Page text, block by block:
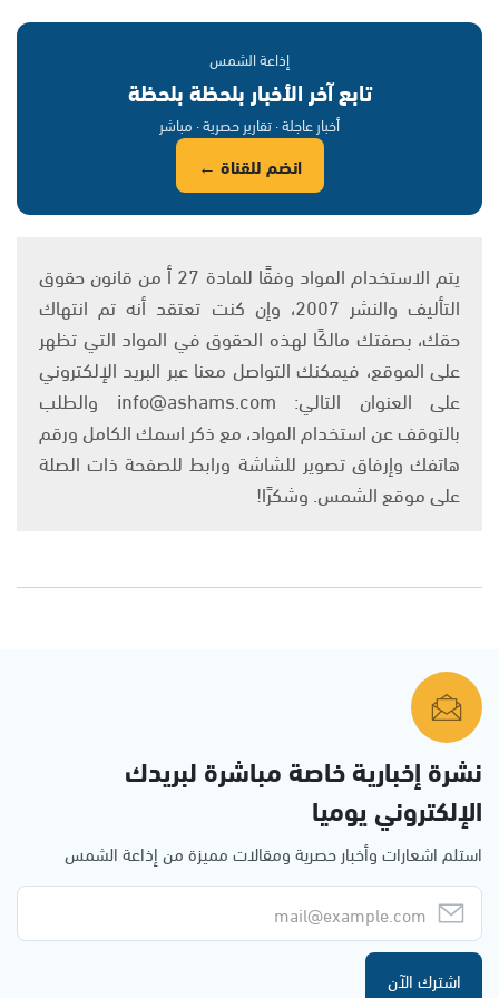
إذاعة الشمس
تابع آخر الأخبار بلحظة بلحظة
أخبار عاجلة · تقارير حصرية · مباشر
انضم للقناة ←
يتم الاستخدام المواد وفقًا للمادة 27 أ من قانون حقوق
التأليف والنشر 2007، وإن كنت تعتقد أنه تم انتهاك
حقك، بصفتك مالكًا لهذه الحقوق في المواد التي تظهر
على الموقع، فيمكنك التواصل معنا عبر البريد الإلكتروني
على العنوان التالي: info@ashams.com والطلب
بالتوقف عن استخدام المواد، مع ذكر اسمك الكامل ورقم
هاتفك وإرفاق تصوير للشاشة ورابط للصفحة ذات الصلة
على موقع الشمس. وشكرًا!
نشرة إخبارية خاصة مباشرة لبريدك
الإلكتروني يوميا
استلم اشعارات وأخبار حصرية ومقالات مميزة من إذاعة الشمس
اشترك الآن